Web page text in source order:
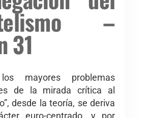
–
31
mayores problemas
de la mirada crítica al
desde la teoría, se deriva
euro-centrado, y por